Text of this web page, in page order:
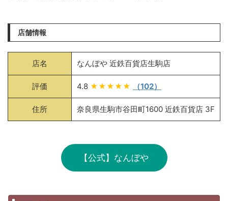
店舗情報
店名 なんぼや 近鉄百貨店生駒店
評価 4.8 ★★★★★ （102）
住所 奈良県生駒市谷田町1600 近鉄百貨店 3F
【公式】なんぼや